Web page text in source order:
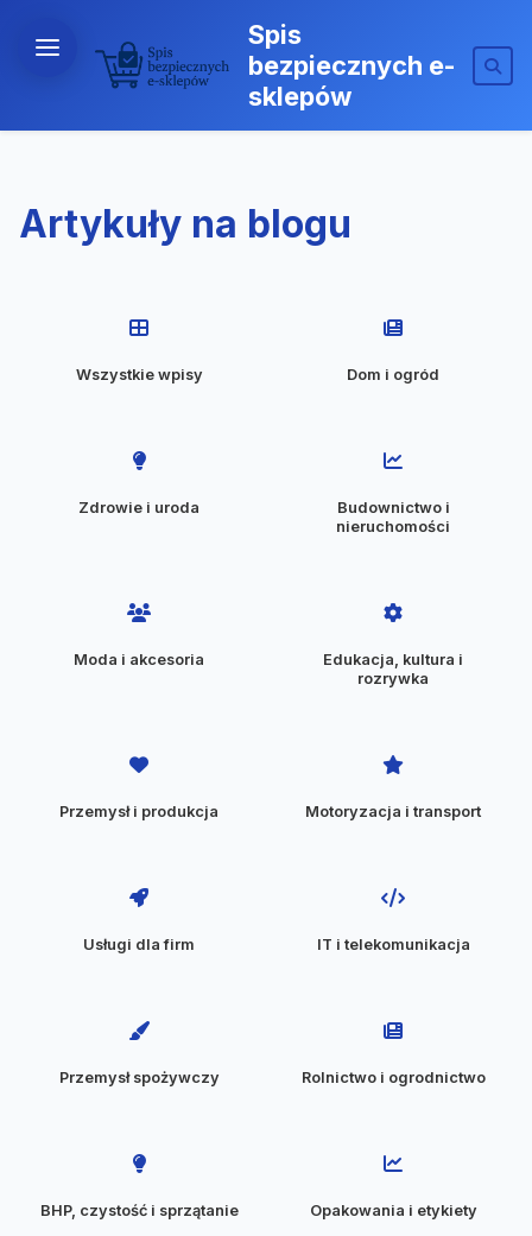
Spis
bezpiecznych e-
sklepów
Artykuły na blogu
Wszystkie wpisy Dom i ogród
Zdrowie i uroda
Budownictwo i
nieruchomości
Moda i akcesoria
Edukacja, kultura i
rozrywka
Przemysł i produkcja Motoryzacja i transport
Usługi dla firm IT i telekomunikacja
Przemysł spożywczy Rolnictwo i ogrodnictwo
BHP, czystość i sprzątanie Opakowania i etykiety